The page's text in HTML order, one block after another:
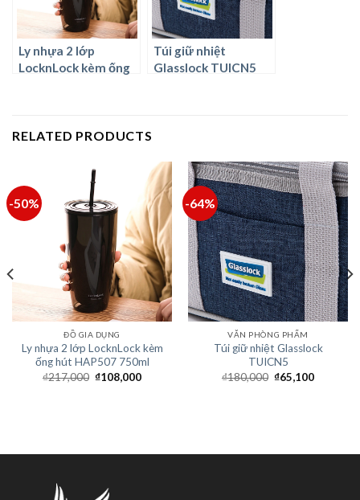
Ly nhựa 2 lớp
LocknLock kèm ống
Túi giữ nhiệt
Glasslock TUICN5
RELATED PRODUCTS
-50%
ĐỒ GIA DỤNG
Ly nhựa 2 lớp LocknLock kèm
ống hút HAP507 750ml
₫217,000 ₫108,000
-64%
VĂN PHÒNG PHẨM
Túi giữ nhiệt Glasslock
TUICN5
₫180,000 ₫65,100